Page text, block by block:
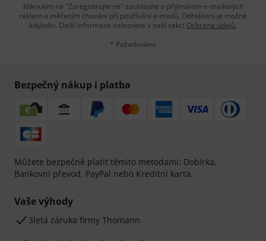
Kliknutím na "Zaregistrujte se" souhlasíte s přijímáním e-mailových
reklam a měřením chování při používání e-mailů. Odhlášení je možné
kdykoliv. Další informace naleznete v naší sekci Ochrana údajů.
* Požadováno
Bezpečný nákup i platba
Můžete bezpečně platit těmito metodami: Dobírka,
Bankovní převod, PayPal nebo Kreditní karta.
Vaše výhody
3letá záruka firmy Thomann